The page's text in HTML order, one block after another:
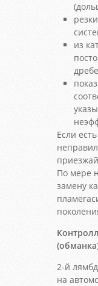
из
Если
По мере
замену
2-й
на